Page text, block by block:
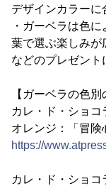
デザインカラーに
・ガーベラは色
葉で選ぶ楽しみが
などのプレゼント
【ガーベラの色別
カレ・ド・ショコ
オレンジ：「冒険
https://
カレ・ド・ショコ